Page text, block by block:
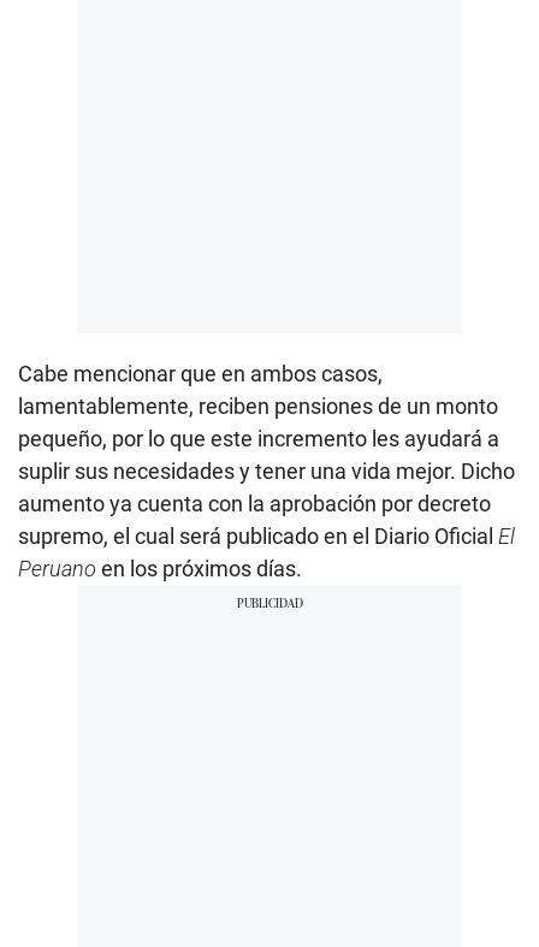
Cabe mencionar que en ambos casos,
lamentablemente, reciben pensiones de un monto
pequeño, por lo que este incremento les ayudará a
suplir sus necesidades y tener una vida mejor. Dicho
aumento ya cuenta con la aprobación por decreto
supremo, el cual será publicado en el Diario Oficial El
Peruano en los próximos días.